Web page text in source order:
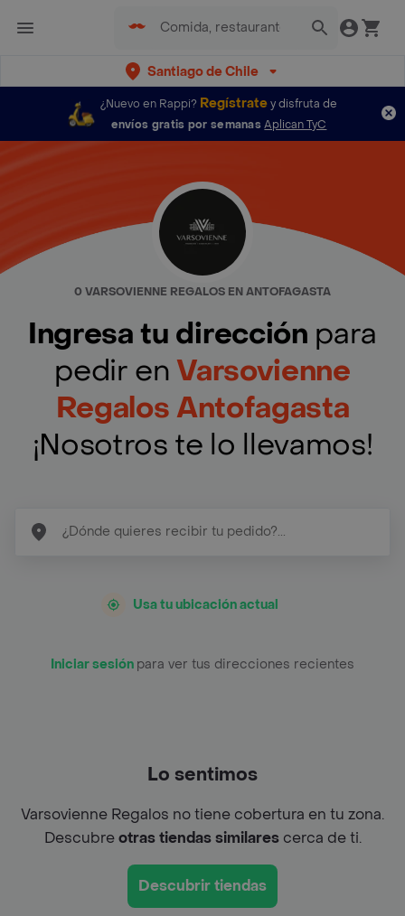
Santiago de Chile
¿Nuevo en Rappi? Regístratey disfruta de
envíos gratis por semanas Aplican TyC
0 VARSOVIENNE REGALOS EN ANTOFAGASTA
Ingresa tu dirección para
pedir enVarsovienne
Regalos Antofagasta
¡Nosotros te lo llevamos!
Usa tu ubicación actual
Iniciar sesión para ver tus direcciones recientes
Lo sentimos
Varsovienne Regalos no tiene cobertura en tu zona.
Descubreotras tiendas similarescerca de ti.
Descubrir tiendas